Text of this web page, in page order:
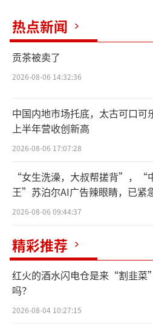
此举有明显示范效应
型机构纷纷通过ETF的方式
据Wind统计，截至三
动权益基金规模达到
7%，相当于美国2018年
基金持股市值高达3.16万
流动市值的8.4%），超
热点新闻
贡茶被卖了
2026-08-06 14:32:36
中国内地市场托底，太古可口可
上半年营收创新高
2026-08-06 17:07:28
“女生洗澡，大叔帮搓背”，“
王”苏泊尔AI广告辣眼睛，已紧
2026-08-06 09:44:37
精彩推荐
红火的酒水闪电仓是来“割韭
吗？
2026-08-04 10:27:15